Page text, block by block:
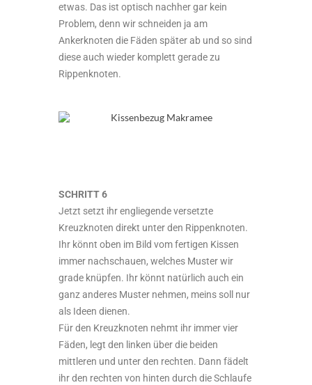
etwas. Das ist optisch nachher gar kein
Problem, denn wir schneiden ja am
Ankerknoten die Fäden später ab und so sind
diese auch wieder komplett gerade zu
Rippenknoten.
SCHRITT 6
Jetzt setzt ihr engliegende versetzte
Kreuzknoten direkt unter den Rippenknoten.
Ihr könnt oben im Bild vom fertigen Kissen
immer nachschauen, welches Muster wir
grade knüpfen. Ihr könnt natürlich auch ein
ganz anderes Muster nehmen, meins soll nur
als Ideen dienen.
Für den Kreuzknoten nehmt ihr immer vier
Fäden, legt den linken über die beiden
mittleren und unter den rechten. Dann fädelt
ihr den rechten von hinten durch die Schlaufe